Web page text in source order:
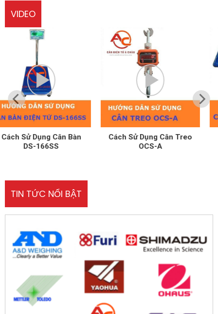
VIDEO
Cách Sử Dụng Cân Treo
OCS-A
Cách Sử Dụng Cân Tính
Tền UPA-Q
TIN TỨC NỔI BẬT